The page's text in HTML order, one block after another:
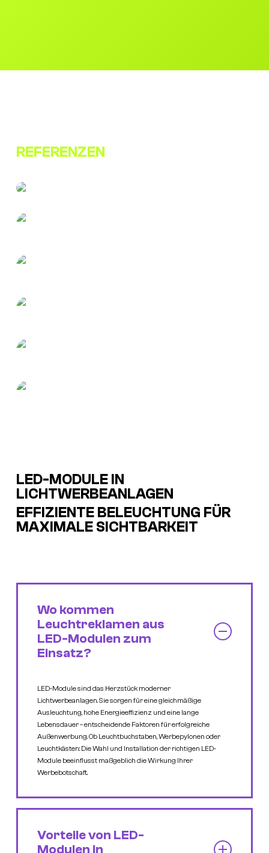
REFERENZEN
LED-MODULE IN
LICHTWERBEANLAGEN
EFFIZIENTE BELEUCHTUNG FÜR
MAXIMALE SICHTBARKEIT
Wo kommen
Leuchtreklamen aus
LED-Modulen zum
Einsatz?
LED-Module sind das Herzstück moderner
Lichtwerbeanlagen. Sie sorgen für eine gleichmäßige
Ausleuchtung, hohe Energieeffizienz und eine lange
Lebensdauer – entscheidende Faktoren für erfolgreiche
Außenwerbung. Ob Leuchtbuchstaben, Werbepylonen oder
Leuchtkästen: Die Wahl und Installation der richtigen LED-
Module beeinflusst maßgeblich die Wirkung Ihrer
Werbebotschaft.
Vorteile von LED-
Modulen in